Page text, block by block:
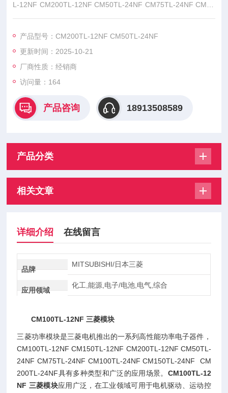
L-12NF CM200TL-12NF CM50TL-24NF CM75TL-24NF CM10
0TL-24NF CM150TL-24NF CM200TL-24NF,三菱功率模块是三
的应用场景。
产品型号：CM200TL-12NF CM50TL-24NF
更新时间：2025-10-21
厂商性质：经销商
访问量：164
产品咨询 18913508589
产品分类
相关文章
详细介绍 在线留言
品牌
MITSUBISHI/日本三菱
应用领域
化工,能源,电子/电池,电气,综合
CM100TL-12NF 三菱模块
三菱功率模块是三菱电机推出的一系列高性能功率电子器件，
CM100TL-12NF CM150TL-12NF CM200TL-12NF CM50TL-
24NF CM75TL-24NF CM100TL-24NF CM150TL-24NF CM
200TL-24NF具有多种类型和广泛的应用场景。 CM100TL-12
NF 三菱模块应用广泛，在工业领域可用于电机驱动、运动控